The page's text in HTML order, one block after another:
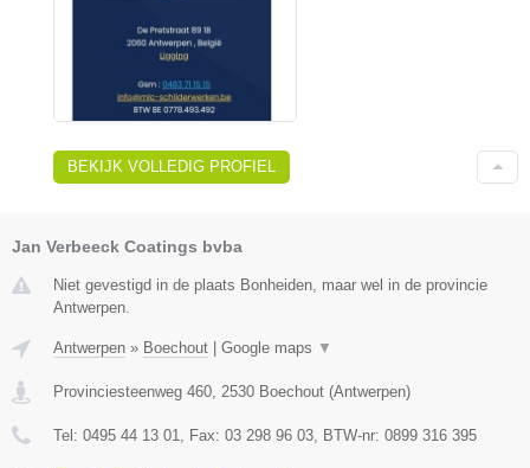
BEKIJK VOLLEDIG PROFIEL
Jan Verbeeck Coatings bvba
Niet gevestigd in de plaats Bonheiden, maar wel in de provincie
Antwerpen.
Antwerpen » Boechout | Google maps ▼
Provinciesteenweg 460 2530 Boechout (Antwerpen)
Tel: 0495 44 13 01 , Fax: 03 298 96 03 , BTW-nr: 0899 316 395